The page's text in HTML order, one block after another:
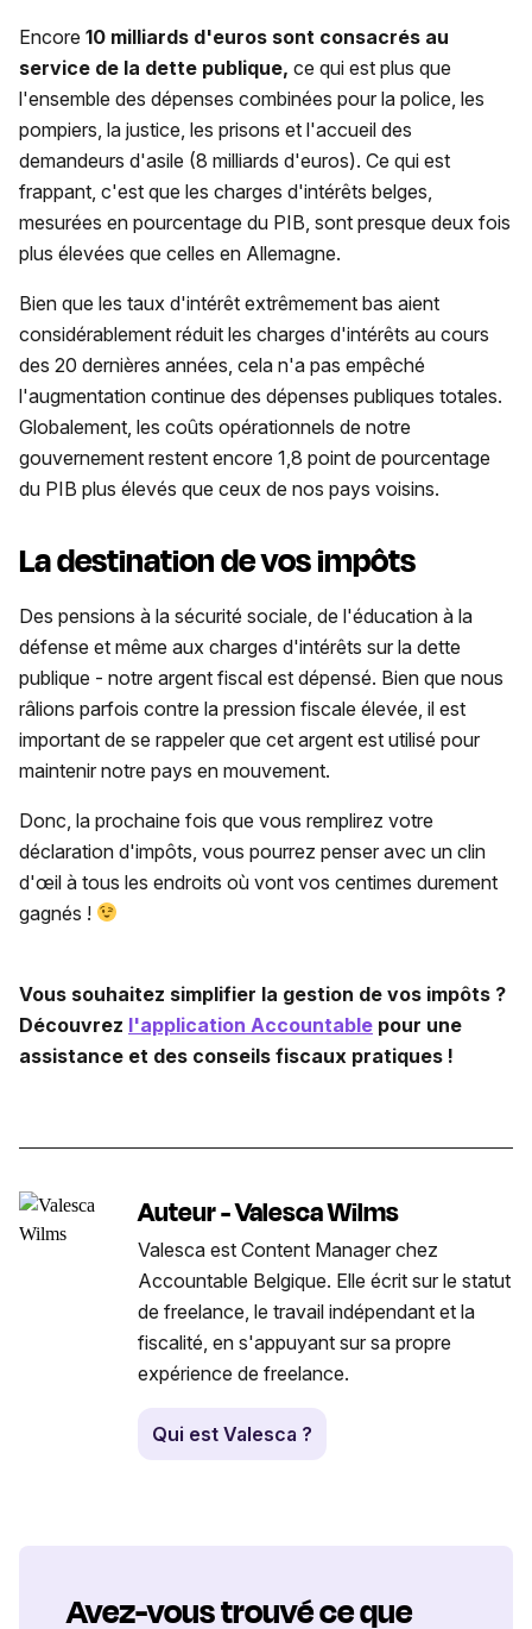
Encore 10 milliards d'euros sont consacrés au
service de la dette publique, ce qui est plus que
l'ensemble des dépenses combinées pour la police, les
pompiers, la justice, les prisons et l'accueil des
demandeurs d'asile (8 milliards d'euros). Ce qui est
frappant, c'est que les charges d'intérêts belges,
mesurées en pourcentage du PIB, sont presque deux fois
plus élevées que celles en Allemagne.
Bien que les taux d'intérêt extrêmement bas aient
considérablement réduit les charges d'intérêts au cours
des 20 dernières années, cela n'a pas empêché
l'augmentation continue des dépenses publiques totales.
Globalement, les coûts opérationnels de notre
gouvernement restent encore 1,8 point de pourcentage
du PIB plus élevés que ceux de nos pays voisins.
La destination de vos impôts
Des pensions à la sécurité sociale, de l'éducation à la
défense et même aux charges d'intérêts sur la dette
publique - notre argent fiscal est dépensé. Bien que nous
râlions parfois contre la pression fiscale élevée, il est
important de se rappeler que cet argent est utilisé pour
maintenir notre pays en mouvement.
Donc, la prochaine fois que vous remplirez votre
déclaration d'impôts, vous pourrez penser avec un clin
d'œil à tous les endroits où vont vos centimes durement
gagnés !
Vous souhaitez simplifier la gestion de vos impôts ?
Découvrez l'application Accountable pour une
assistance et des conseils fiscaux pratiques !
Auteur - Valesca Wilms
Valesca est Content Manager chez
Accountable Belgique. Elle écrit sur le statut
de freelance, le travail indépendant et la
fiscalité, en s'appuyant sur sa propre
expérience de freelance.
Qui est Valesca ?
Avez-vous trouvé ce que